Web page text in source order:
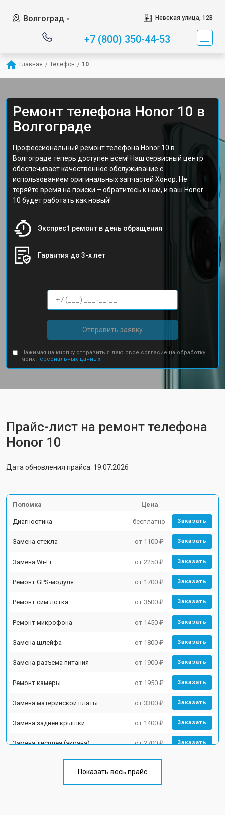
Волгоград ▼ Невская улица, 12В
+7 (800) 350-44-53
Главная / Телефон / 10
Ремонт телефона Honor 10 в
Волгограде
Профессиональный ремонт телефона Honor 10 в
Волгограде теперь доступен всем! Наш сервисный центр
обеспечивает качественное обслуживание с
использованием оригинальных запчастей Хонор. Не
теряйте время на поиски – обратитесь к нам, и ваш Honor
10 будет работать как новый!
Экспрес1 ремонт в день обращения
Гарантия до 3-х лет
Отправить заявку
Нажимая на кнопку отправить я даю свое согласие на обработку
моих персональных данных.
Прайс-лист на ремонт телефона
Honor 10
Дата обновления прайса: 19.07.2026
Поломка Цена
Диагностика бесплатно Заказать
Замена стекла от 1100 ₽ Заказать
Замена Wi-Fi от 2250 ₽ Заказать
Ремонт GPS-модуля от 1700 ₽ Заказать
Ремонт сим лотка от 3500 ₽ Заказать
Ремонт микрофона от 1450 ₽ Заказать
Замена шлейфа от 1800 ₽ Заказать
Замена разъема питания от 1900 ₽ Заказать
Ремонт камеры от 1950 ₽ Заказать
Замена материнской платы от 3300 ₽ Заказать
Замена задней крышки от 1400 ₽ Заказать
Замена дисплея (экрана) от 2700 ₽ Заказать
Замена кнопки включения от 1750 ₽
Показать весь прайс